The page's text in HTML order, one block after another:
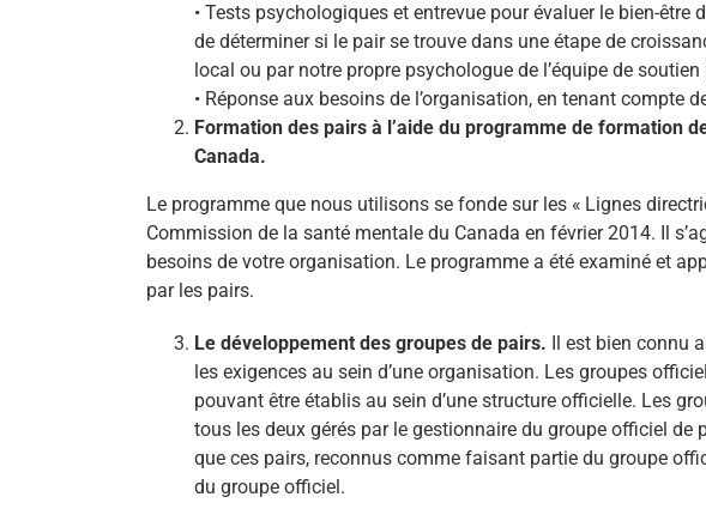
• Tests psychologiques et entrevue pour évaluer le bien-
de déterminer si le pair se trouve dans une étape de
local ou par notre propre psychologue de l’équipe de
• Réponse aux besoins de l’organisation, en tenant compte
Formation des pairs à l’aide du programme de formation
Canada.
Le programme que nous utilisons se fonde sur les « Lignes
Commission de la santé mentale du Canada en février 2014. Il
besoins de votre organisation. Le programme a été examiné et
par les pairs.
Le développement des groupes de pairs. Il est bien connu
les exigences au sein d’une organisation. Les groupes
pouvant être établis au sein d’une structure officielle. Les
tous les deux gérés par le gestionnaire du groupe officiel
que ces pairs, reconnus comme faisant partie du groupe
du groupe officiel.